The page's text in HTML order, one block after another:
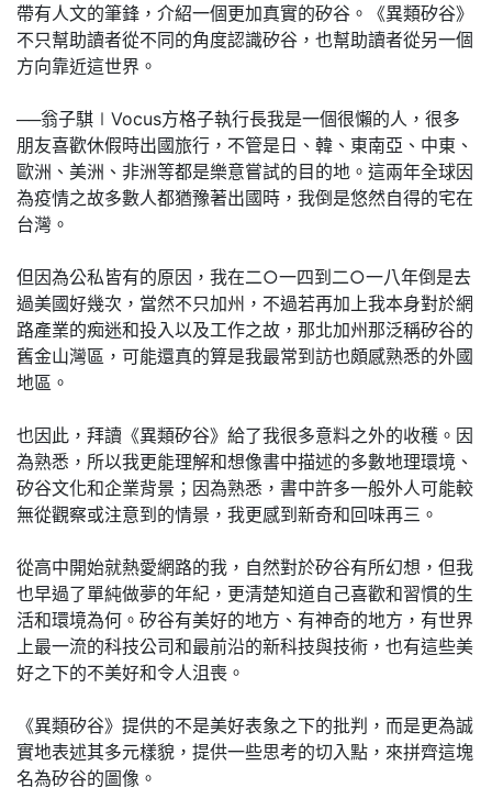
帶有人文的筆鋒，介紹一個更加真實的矽谷。《異類矽谷》
不只幫助讀者從不同的角度認識矽谷，也幫助讀者從另一個
方向靠近這世界。
──翁子騏∣Vocus方格子執行長我是一個很懶的人，很多
朋友喜歡休假時出國旅行，不管是日、韓、東南亞、中東、
歐洲、美洲、非洲等都是樂意嘗試的目的地。這兩年全球因
為疫情之故多數人都猶豫著出國時，我倒是悠然自得的宅在
台灣。
但因為公私皆有的原因，我在二○一四到二○一八年倒是去
過美國好幾次，當然不只加州，不過若再加上我本身對於網
路產業的痴迷和投入以及工作之故，那北加州那泛稱矽谷的
舊金山灣區，可能還真的算是我最常到訪也頗感熟悉的外國
地區。
也因此，拜讀《異類矽谷》給了我很多意料之外的收穫。因
為熟悉，所以我更能理解和想像書中描述的多數地理環境、
矽谷文化和企業背景；因為熟悉，書中許多一般外人可能較
無從觀察或注意到的情景，我更感到新奇和回味再三。
從高中開始就熱愛網路的我，自然對於矽谷有所幻想，但我
也早過了單純做夢的年紀，更清楚知道自己喜歡和習慣的生
活和環境為何。矽谷有美好的地方、有神奇的地方，有世界
上最一流的科技公司和最前沿的新科技與技術，也有這些美
好之下的不美好和令人沮喪。
《異類矽谷》提供的不是美好表象之下的批判，而是更為誠
實地表述其多元樣貌，提供一些思考的切入點，來拼齊這塊
名為矽谷的圖像。